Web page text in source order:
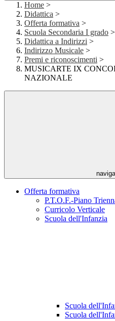
Home >
Didattica >
Offerta formativa >
Scuola Secondaria I grado >
Didattica a Indirizzi >
Indirizzo Musicale >
Premi e riconoscimenti >
MUSICARTE IX
NAZIONALE
Offerta formativa
P.T.O.F.-Piano
Curricolo Verticale
Scuola dell'Infanzia
Scuola
Scuola